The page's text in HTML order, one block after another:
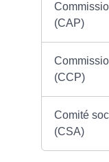
(CAP)
(CCP)
Comité
(CSA)